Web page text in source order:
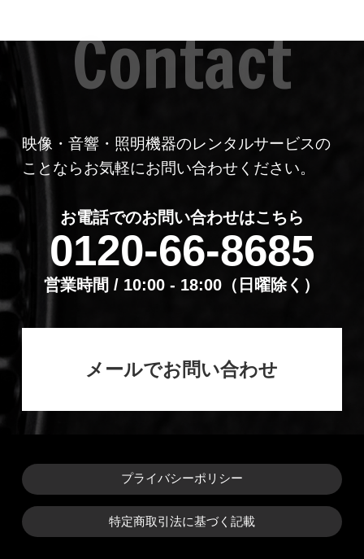
映像・音響・照明機器のレンタルサービスの
ことならお気軽にお問い合わせください。
お電話でのお問い合わせはこちら
0120-66-8685
営業時間 / 10:00 - 18:00（⽇曜除く）
メールでお問い合わせ
プライバシーポリシー
特定商取引法に基づく記載